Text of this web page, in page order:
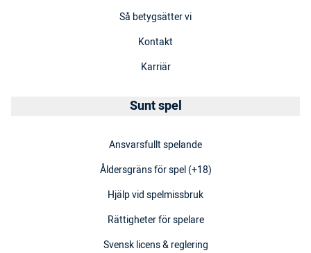
Så betygsätter vi
Kontakt
Karriär
Sunt spel
Ansvarsfullt spelande
Åldersgräns för spel (+18)
Hjälp vid spelmissbruk
Rättigheter för spelare
Svensk licens & reglering